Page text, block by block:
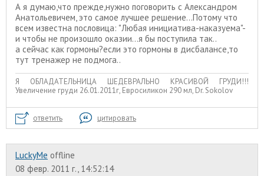
А я думаю,что прежде,нужно поговорить с Александром
Анатольевичем, это самое лучшее решение...Потому что
всем известна пословица: "Любая инициатива-наказуема"-
и чтобы не произошло оказии...я бы поступила так..
а сейчас как гормоны?если это гормоны в дисбалансе,то
тут тренажер не подмога..
Я ОБЛАДАТЕЛЬНИЦА ШЕДЕВРАЛЬНО КРАСИВОЙ ГРУДИ!!!
Увеличение груди 26.01.2011г, Евросиликон 290 мл, Dr. Sokolov
ответить цитировать
LuckyMe offline
08 февр. 2011 г., 14:52:14